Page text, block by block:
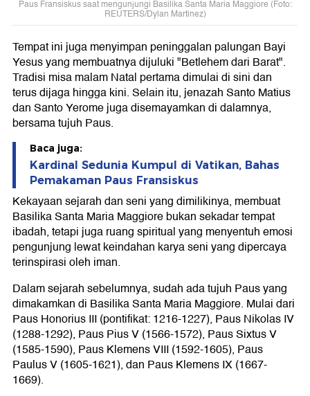
Paus Fransiskus saat mengunjungi Basilika Santa Maria Maggiore (Foto:
REUTERS/Dylan Martinez)
Tempat ini juga menyimpan peninggalan palungan Bayi
Yesus yang membuatnya dijuluki "Betlehem dari Barat".
Tradisi misa malam Natal pertama dimulai di sini dan
terus dijaga hingga kini. Selain itu, jenazah Santo Matius
dan Santo Yerome juga disemayamkan di dalamnya,
bersama tujuh Paus.
Baca juga:
Kardinal Sedunia Kumpul di Vatikan, Bahas
Pemakaman Paus Fransiskus
Kekayaan sejarah dan seni yang dimilikinya, membuat
Basilika Santa Maria Maggiore bukan sekadar tempat
ibadah, tetapi juga ruang spiritual yang menyentuh emosi
pengunjung lewat keindahan karya seni yang dipercaya
terinspirasi oleh iman.
Dalam sejarah sebelumnya, sudah ada tujuh Paus yang
dimakamkan di Basilika Santa Maria Maggiore. Mulai dari
Paus Honorius III (pontifikat: 1216-1227), Paus Nikolas IV
(1288-1292), Paus Pius V (1566-1572), Paus Sixtus V
(1585-1590), Paus Klemens VIII (1592-1605), Paus
Paulus V (1605-1621), dan Paus Klemens IX (1667-
1669).